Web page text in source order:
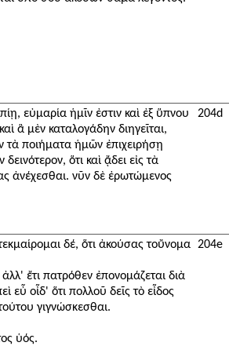
εὐμαρία ἡμῖν ἐστιν καὶ ἐξ ὕπνου
ἃ μὲν καταλογάδην διηγεῖται,
τὰ ποιήματα ἡμῶν ἐπιχειρήσῃ
ὅτι καὶ ᾄδει εἰς τὰ
ἀνέχεσθαι. νῦν δὲ ἐρωτώμενος
δέ, ὅτι ἀκούσας τοὔνομα
ἔτι πατρόθεν ἐπονομάζεται διὰ
εὖ οἶδ' ὅτι πολλοῦ δεῖς τὸ εἶδος
γιγνώσκεσθαι.
ὑός.
204d
204e